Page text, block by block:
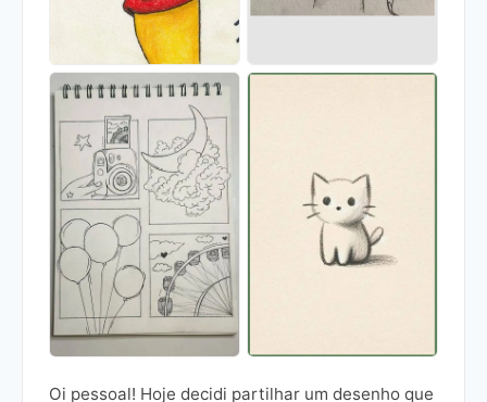
Oi pessoal! Hoje decidi partilhar um desenho que